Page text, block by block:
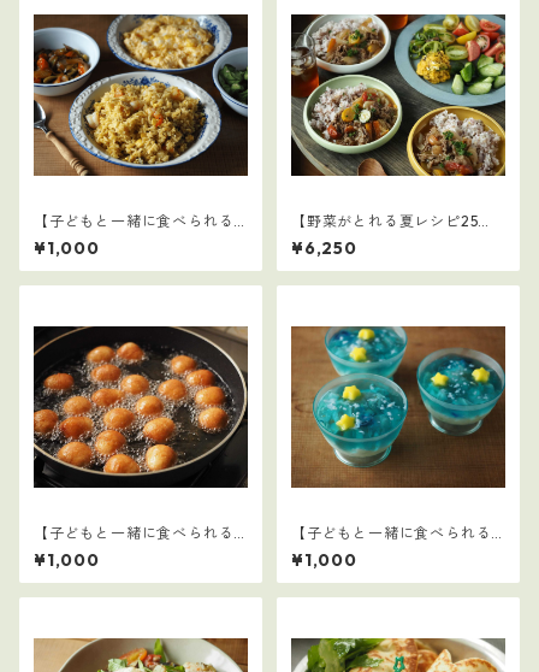
【子どもと一緒に食べられる
ごはん】20
¥1,000
【野菜がとれる夏レシピ25
選】3
¥6,250
【子どもと一緒に食べられる
ごはん】5
¥1,000
【子どもと一緒に食べられる
ごはん】7
¥1,000